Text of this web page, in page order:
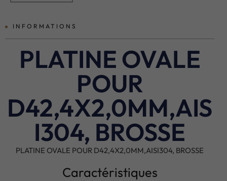
INFORMATIONS
PLATINE OVALE
POUR
D42,4X2,0MM,AIS
I304, BROSSE
PLATINE OVALE POUR D42,4X2,0MM,AISI304, BROSSE
Caractéristiques